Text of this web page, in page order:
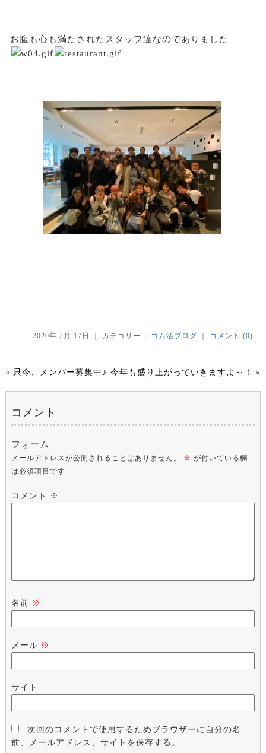
お腹も心も満たされたスタッフ達なのでありました
2020年 2月 17日 ｜ カテゴリー： コム活ブログ コメント (0)
« 只今、メンバー募集中♪ 今年も盛り上がっていきますよ～！ »
コメント
フォーム
メールアドレスが公開されることはありません。 ※ が付いている欄
は必須項目です
コメント ※
名前 ※
メール ※
サイト
次回のコメントで使用するためブラウザーに自分の名
前、メールアドレス、サイトを保存する。